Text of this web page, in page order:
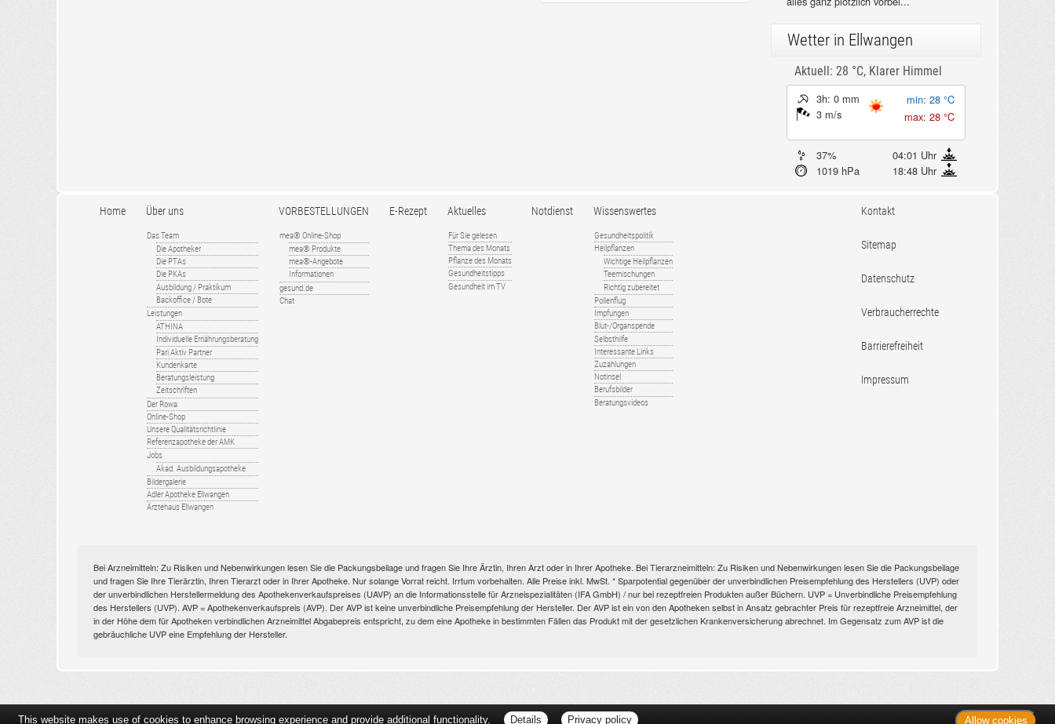
Wetter in Ellwangen
Aktuell: 28 °C, Klarer Himmel
3h: 0 mm
3 m/s
min: 28 °C
max: 28 °C
37%
04:01 Uhr
1019 hPa
18:48 Uhr
Home Über uns
Das Team
Die Apotheker
Die PTAs
Die PKAs
Ausbildung / Praktikum
Backoffice / Bote
Leistungen
ATHINA
Individuelle Ernährungsberatung
Pari Aktiv Partner
Kundenkarte
Beratungsleistung
Zeitschriften
Der Rowa
Online-Shop
Unsere Qualitätsrichtlinie
Referenzapotheke der AMK
Jobs
Akad. Ausbildungsapotheke
Bildergalerie
Adler Apotheke Ellwangen
Ärztehaus Ellwangen
VORBESTELLUNGEN
mea® Online-Shop
mea® Produkte
mea®-Angebote
Informationen
gesund.de
Chat
E-Rezept Aktuelles
Für Sie gelesen
Thema des Monats
Pflanze des Monats
Gesundheitstipps
Gesundheit im TV
Notdienst Wissenswertes
Gesundheitspolitik
Heilpflanzen
Wichtige Heilpflanzen
Teemischungen
Richtig zubereitet
Pollenflug
Impfungen
Blut-/Organspende
Selbsthilfe
Interessante Links
Zuzahlungen
Notinsel
Berufsbilder
Beratungsvideos
Kontakt
Sitemap
Datenschutz
Verbraucherrechte
Barrierefreiheit
Impressum
Bei Arzneimitteln: Zu Risiken und Nebenwirkungen lesen Sie die Packungsbeilage und fragen Sie Ihre Ärztin, Ihren Arzt oder in Ihrer Apotheke. Bei Tierarzneimitteln: Zu Risiken und Nebenwirkungen lesen Sie die Packungsbeilage
und fragen Sie Ihre Tierärztin, Ihren Tierarzt oder in Ihrer Apotheke. Nur solange Vorrat reicht. Irrtum vorbehalten. Alle Preise inkl. MwSt. * Sparpotential gegenüber der unverbindlichen Preisempfehlung des Herstellers (UVP) oder
der unverbindlichen Herstellermeldung des Apothekenverkaufspreises (UAVP) an die Informationsstelle für Arzneispezialitäten (IFA GmbH) / nur bei rezeptfreien Produkten außer Büchern. UVP = Unverbindliche Preisempfehlung
des Herstellers (UVP). AVP = Apothekenverkaufspreis (AVP). Der AVP ist keine unverbindliche Preisempfehlung der Hersteller. Der AVP ist ein von den Apotheken selbst in Ansatz gebrachter Preis für rezeptfreie Arzneimittel, der
in der Höhe dem für Apotheken verbindlichen Arzneimittel Abgabepreis entspricht, zu dem eine Apotheke in bestimmten Fällen das Produkt mit der gesetzlichen Krankenversicherung abrechnet. Im Gegensatz zum AVP ist die
gebräuchliche UVP eine Empfehlung der Hersteller.
This website makes use of cookies to enhance browsing experience and provide additional functionality. Details Privacy policy Allow cookies